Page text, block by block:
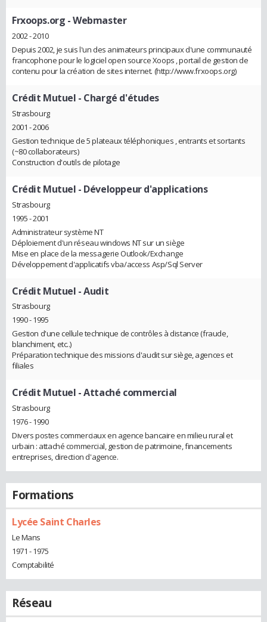
Frxoops.org - Webmaster
2002 - 2010
Depuis 2002, je suis l'un des animateurs principaux d'une communauté
francophone pour le logiciel open source Xoops , portail de gestion de
contenu pour la création de sites internet. (http://www.frxoops.org)
Crédit Mutuel - Chargé d'études
Strasbourg
2001 - 2006
Gestion technique de 5 plateaux téléphoniques , entrants et sortants
(~80 collaborateurs)
Construction d'outils de pilotage
Crédit Mutuel - Développeur d'applications
Strasbourg
1995 - 2001
Administrateur système NT
Déploiement d'un réseau windows NT sur un siège
Mise en place de la messagerie Outlook/Exchange
Développement d'applicatifs vba/access Asp/Sql Server
Crédit Mutuel - Audit
Strasbourg
1990 - 1995
Gestion d'une cellule technique de contrôles à distance (fraude,
blanchiment, etc..)
Préparation technique des missions d'audit sur siège, agences et
filiales
Crédit Mutuel - Attaché commercial
Strasbourg
1976 - 1990
Divers postes commerciaux en agence bancaire en milieu rural et
urbain : attaché commercial, gestion de patrimoine, financements
entreprises, direction d'agence.
Formations
Lycée Saint Charles
Le Mans
1971 - 1975
Comptabilité
Réseau